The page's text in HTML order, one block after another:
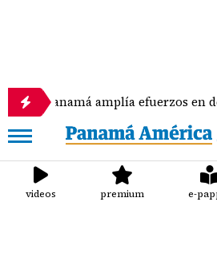
amplía efuerzos en defensa de
videos premium e-